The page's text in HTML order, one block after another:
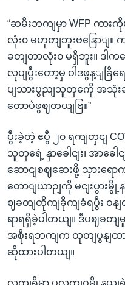
“ဆမီးဘကျမှာ WFP ကာ
လုံး၀ မဟုတျဘူးဗနြောျ။
ခတျတာလုံး၀ မရှိဘူး။ ဒါ
လုပျပွီးတော့မှ ဝါဒဖွန့ျခြိ
ပျသားပွညျသူတှကေို အသုံးခ
တောပဲဖွဈတယျဗြ။”
ပွီးခဲ့တဲ့ ဧပွီ ၂၀ ရကျတှငျ
သူတှရေဲ့ နှာခေါငျး၊ အာခေ
ဆောငျစဈဆေးဖို့ သှားရော
တောျယာဉျကို မငျးပွားမွို့
ဈခတျတိုကျခိုကျခံရပွီး ဝန
ရာရရှိခဲ့ပါတယျ။ ဒီပဈခတ
အစိုးရဘကျက ထုတျပွနျထာ
ဆိုထားပါတယျ။
လကျရှိမှာ ပလကျဝမွို့နယျ